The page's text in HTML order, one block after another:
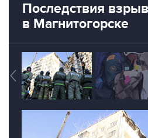
Последствия
в Магнитогорске